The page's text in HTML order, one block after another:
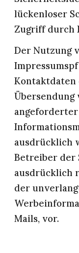
lückenloser
Zugriff durch
Der Nutzung
ausdrücklich
Betreiber der
ausdrücklich
der
Mails, vor.